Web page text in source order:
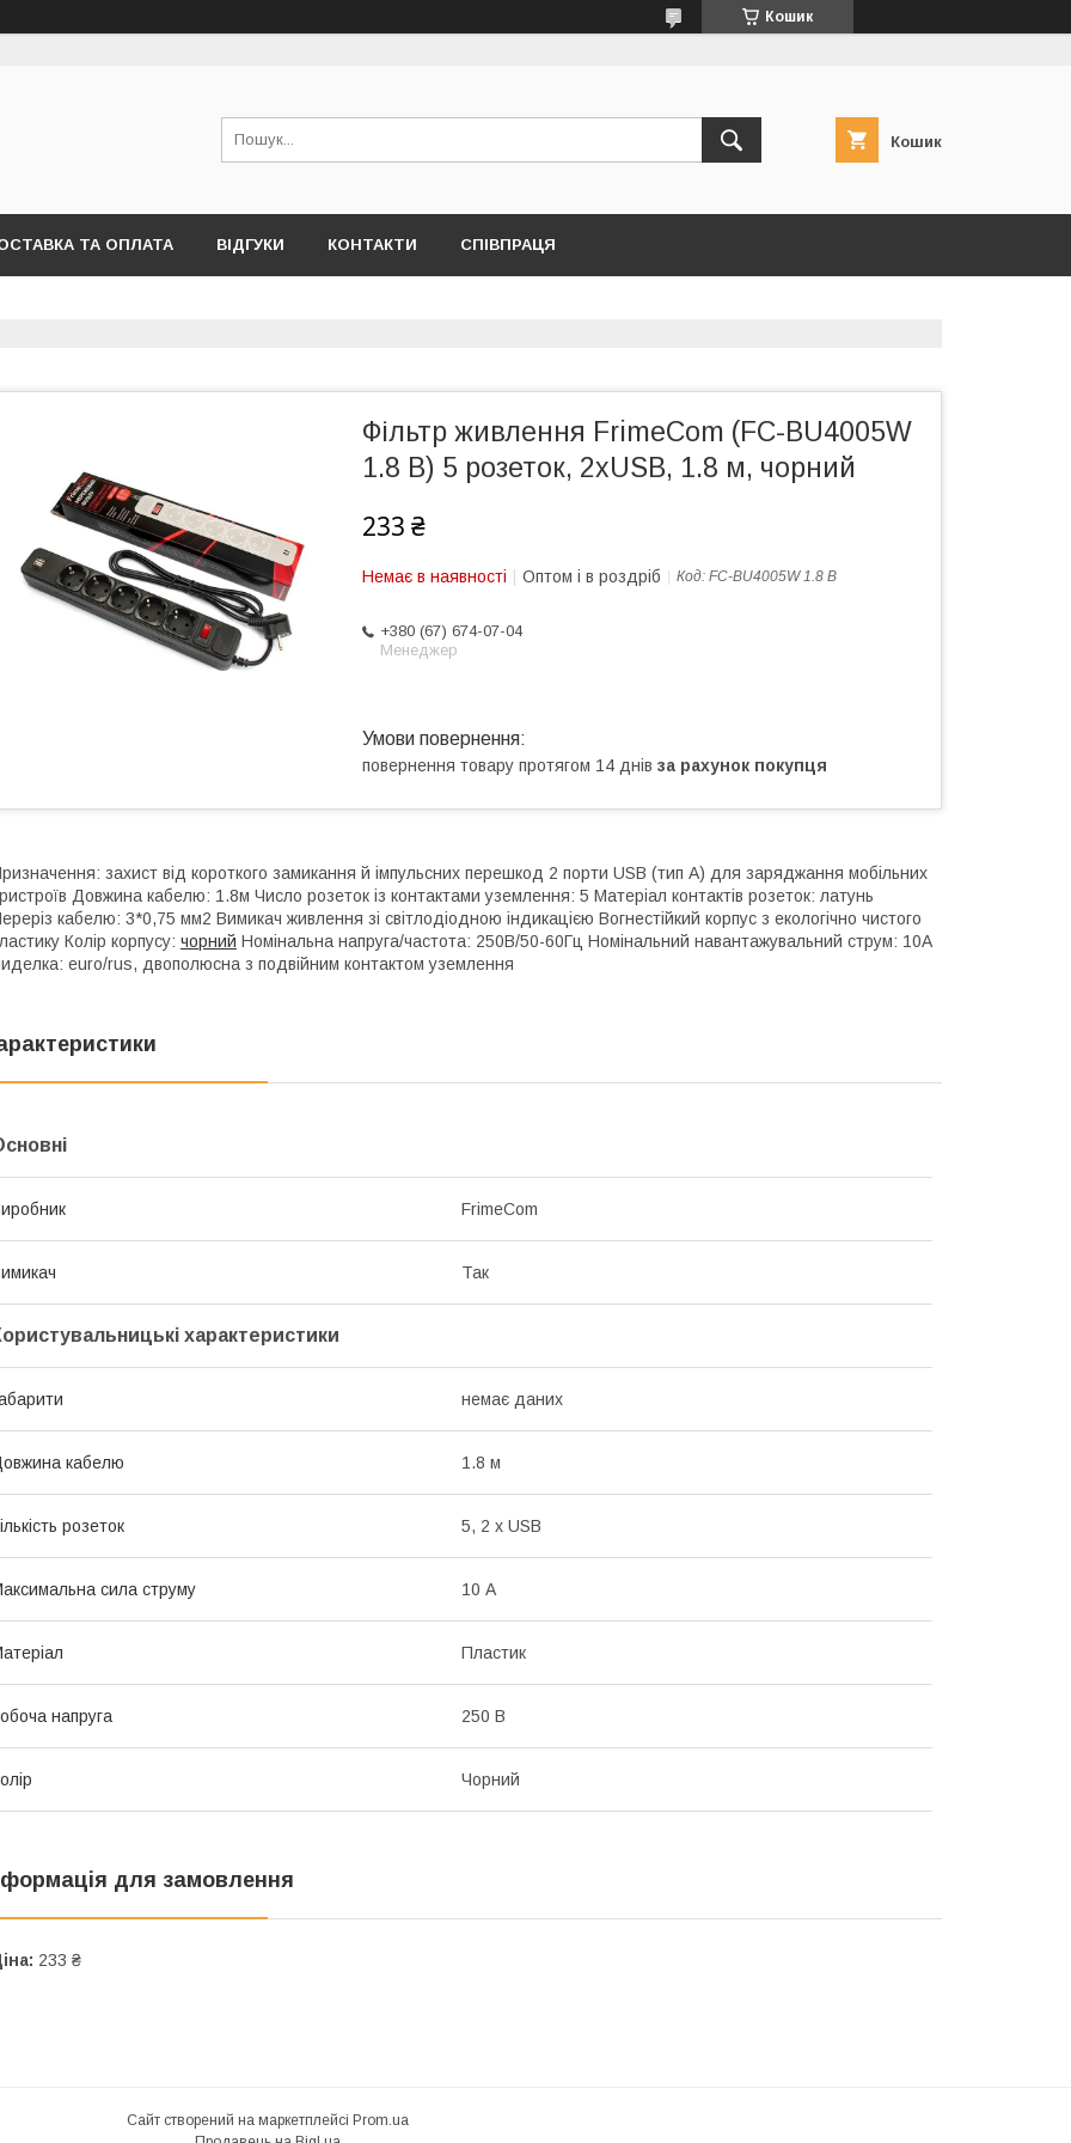
Кошик
Кошик
ТА ОПЛАТА ВІДГУКИ КОНТАКТИ СПІВПРАЦЯ
Фільтр живлення FrimeCom (FC-BU4005W
1.8 B) 5 розеток, 2хUSB, 1.8 м, чорний
233 ₴
Немає в наявності Оптом і в роздріб Код: FC-BU4005W 1.8 B
+380 (67) 674-07-04
Менеджер
повернення товару протягом 14 днів за рахунок покупця
захист від короткого замикання й імпульсних перешкод 2 порти USB (тип А) для заряджання мобільних
Довжина кабелю: 1.8м Число розеток із контактами уземлення: 5 Матеріал контактів розеток: латунь
кабелю: 3*0,75 мм2 Вимикач живлення зі світлодіодною індикацією Вогнестійкий корпус з екологічно чистого
Колір корпусу: чорний Номінальна напруга/частота: 250В/50-60Гц Номінальний навантажувальний струм: 10А
euro/rus, двополюсна з подвійним контактом уземлення
FrimeCom
Так
характеристики
немає даних
кабелю 1.8 м
розеток 5, 2 х USB
сила струму 10 А
Пластик
напруга 250 В
Чорний
для замовлення
233 ₴
Сайт створений на маркетплейсі Prom.ua